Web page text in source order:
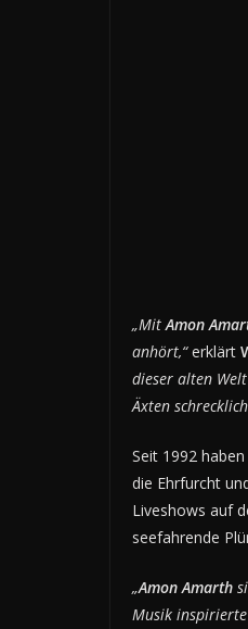
„MitAmon
anhört,“erklärt
dieser alten
Äxten
Seit 1992 haben
die Ehrfurcht
Liveshows auf
seefahrende
„Amon Amarth
Musik